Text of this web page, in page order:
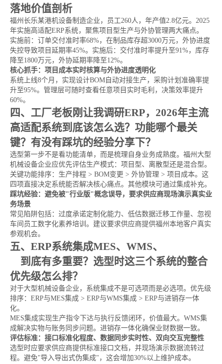
落地价值剖析
福州长乐某港机设备制造企业，员工260人，年产值2.8亿元。2025
年实施高适配ERP系统，聚焦项目型生产与外协管理两大痛点。
实施前：订单交付准时率68%，在制品库存超3000万元，外协进度
失控导致项目延期率45%。实施后：交付准时率提升至91%，库存
降至1800万元，外协延期率降至12%。
核心抓手：项目成本实时核算与外协进度透明化
系统上线8个月，实现设计BOM自动对接生产，采购计划准确率提
升至95%。管理层可随时查看任意项目实时毛利，决策效率提升
60%。
四、工厂老板刚让我调研ERP，2026年主流
高适配系统到底该怎么选？功能哪个最关
键？有没有踩坑的经验分享下？
选型第一步不是看功能清单，而是梳理自身业务成熟度。福州大型
机械设备企业应优先评估生产模式：项目型、离散型还是混合型。
关键功能排序：生产排程 > BOM变更 > 外协管理 > 项目成本。这
四项直接决定系统能否解决核心痛点。其他模块可通过集成补充。
踩坑经验：避免被"行业版"概念误导，要求供应商现场演示真实业
务场景
常见陷阱包括：过度承诺定制化能力、低估数据迁移工作量、忽视
车间员工数字化素养培训。建议要求供应商提供福州本地客户真实
参观机会。
五、ERP系统集成MES、WMS、
到底有多重要？选型时这三个系统的整合
优先级怎么排？
对于大型机械设备企业，系统集成不是可选项而是必选项。优先级
排序：ERP与MES集成 > ERP与WMS集成 > ERP与进销存一体
化。
MES集成实现生产指令下达与执行反馈闭环，价值最大。WMS集
成解决实物与账务同步问题。进销存一体化确保业财数据一致。
评估标准：接口标准化程度、数据同步实时性、双向交互完整性
选型时应要求供应商提供标准接口文档，并现场演示数据流转过
程。避免"导入导出式伪集成"，这会增加30%以上维护成本。